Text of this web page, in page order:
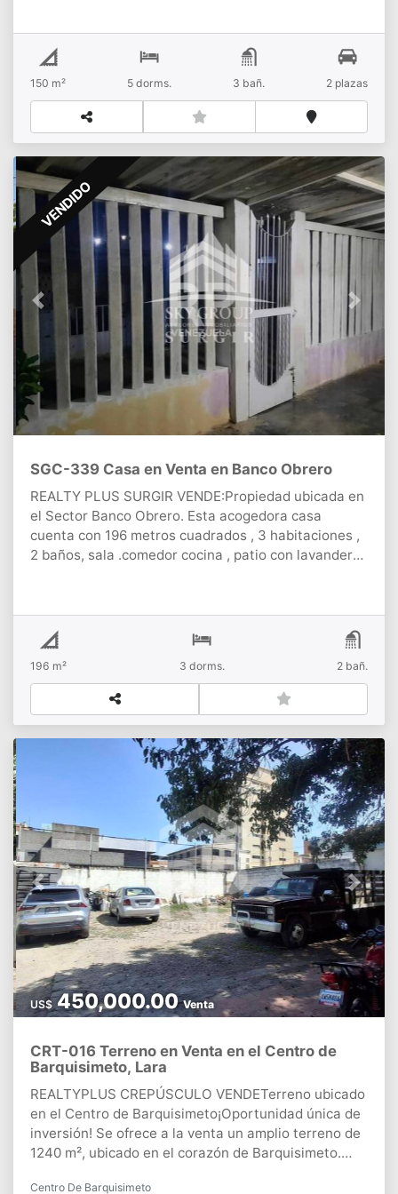
Techo de platabanda*. Circuito residencial cerrado*.
Servicios estables*. Lista para habitar
150 m² 5 dorms. 3 bañ. 2 plazas
Previous Next
SGC-339 Casa en Venta en Banco Obrero
REALTY PLUS SURGIR VENDE:Propiedad ubicada en
el Sector Banco Obrero. Esta acogedora casa
cuenta con 196 metros cuadrados , 3 habitaciones ,
2 baños, sala .comedor cocina , patio con lavandero
NegociableLista para la venta
196 m² 3 dorms. 2 bañ.
VENDIDO
Previous Next
CRT-016 Terreno en Venta en el Centro de
Barquisimeto, Lara
REALTYPLUS CREPÚSCULO VENDETerreno ubicado
en el Centro de Barquisimeto¡Oportunidad única de
inversión! Se ofrece a la venta un amplio terreno de
1240 m², ubicado en el corazón de Barquisimeto.
US$450,000.00Venta
Centro De Barquisimeto